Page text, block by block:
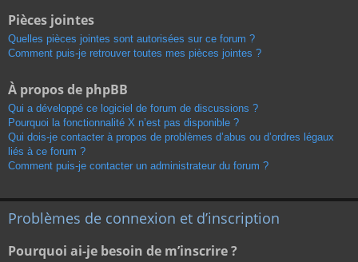
Pièces jointes
Quelles pièces jointes sont autorisées sur ce forum ?
Comment puis-je retrouver toutes mes pièces jointes ?
À propos de phpBB
Qui a développé ce logiciel de forum de discussions ?
Pourquoi la fonctionnalité X n’est pas disponible ?
Qui dois-je contacter à propos de problèmes d’abus ou d’ordres légaux
liés à ce forum ?
Comment puis-je contacter un administrateur du forum ?
Problèmes de connexion et d’inscription
Pourquoi ai-je besoin de m’inscrire ?